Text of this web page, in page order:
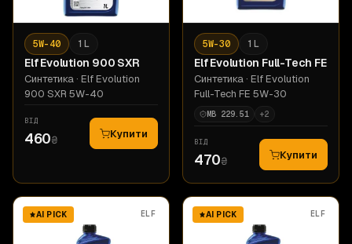
5W-40 1 L
Elf Evolution 900 SXR
Синтетика · Elf Evolution
900 SXR 5W-40
ВІД
460₴ Купити
5W-30 1 L
Elf Evolution Full-Tech FE
Синтетика · Elf Evolution
Full-Tech FE 5W-30
MB 229.51 +2
ВІД
470₴ Купити
AI PICK ELF AI PICK ELF